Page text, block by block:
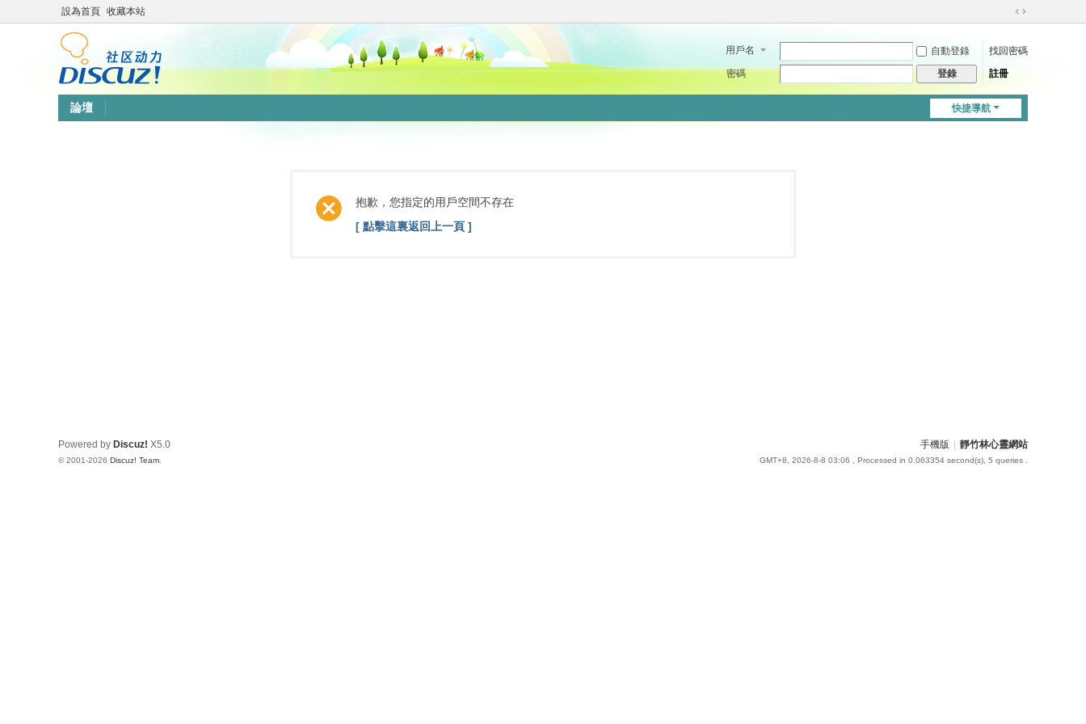
設為首頁 收藏本站
切
到
用戶名 自動登錄
找回密碼
密碼
登錄 註冊
快捷導航
論壇
抱歉，您指定的用戶空間不存在
[ 點擊這裏返回上一頁 ]
手機版 靜竹林心靈網站
GMT+8, 2026-8-8 03:06 , Processed in 0.063354 second(s), 5 queries .
Powered by Discuz! X5.0
© 2001-2026 Discuz! Team